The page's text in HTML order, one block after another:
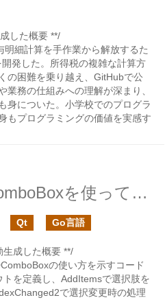
した概要 **/
明細計算を手作業から解放するた
発した。所得税の複雑な計算方
の困難を乗り越え、GitHubで公
業務の仕組みへの理解が深まり、
身についた。小学校でのプログラ
もプログラミングの価値を実感す
Go言語でQtのQComboBoxを使ってみる
Qt Go言語
生成した概要 **/
の使い方を示すコード
を定義し、AddItemsで選択肢を
で選択変更時の処理